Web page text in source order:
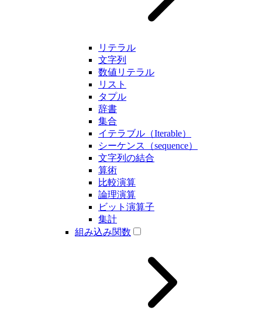
リテラル
文字列
数値リテラル
リスト
タプル
辞書
集合
イテラブル（Iterable）
シーケンス（sequence）
文字列の結合
算術
比較演算
論理演算
ビット演算子
集計
組み込み関数